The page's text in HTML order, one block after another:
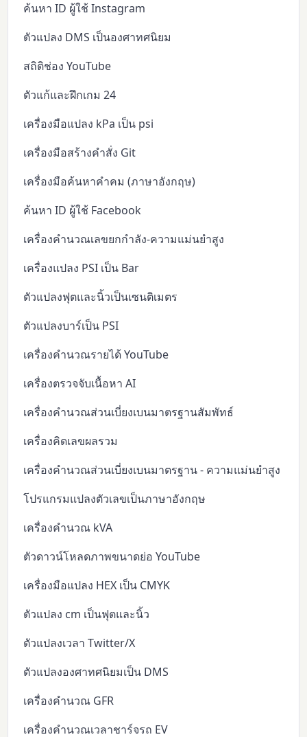
ค้นหา ID ผู้ใช้ Instagram
ตัวแปลง DMS เป็นองศาทศนิยม
สถิติช่อง YouTube
ตัวแก้และฝึกเกม 24
เครื่องมือแปลง kPa เป็น psi
เครื่องมือสร้างคำสั่ง Git
เครื่องมือค้นหาคำคม (ภาษาอังกฤษ)
ค้นหา ID ผู้ใช้ Facebook
เครื่องคำนวณเลขยกกำลัง-ความแม่นยำสูง
เครื่องแปลง PSI เป็น Bar
ตัวแปลงฟุตและนิ้วเป็นเซนติเมตร
ตัวแปลงบาร์เป็น PSI
เครื่องคำนวณรายได้ YouTube
เครื่องตรวจจับเนื้อหา AI
เครื่องคำนวณส่วนเบี่ยงเบนมาตรฐานสัมพัทธ์
เครื่องคิดเลขผลรวม
เครื่องคำนวณส่วนเบี่ยงเบนมาตรฐาน - ความแม่นยำสูง
โปรแกรมแปลงตัวเลขเป็นภาษาอังกฤษ
เครื่องคำนวณ kVA
ตัวดาวน์โหลดภาพขนาดย่อ YouTube
เครื่องมือแปลง HEX เป็น CMYK
ตัวแปลง cm เป็นฟุตและนิ้ว
ตัวแปลงเวลา Twitter/X
ตัวแปลงองศาทศนิยมเป็น DMS
เครื่องคำนวณ GFR
เครื่องคำนวณเวลาชาร์จรถ EV